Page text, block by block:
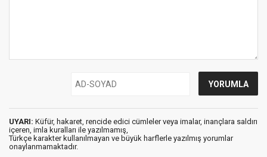
UYARI: Küfür, hakaret, rencide edici cümleler veya imalar, inançlara saldırı
içeren, imla kuralları ile yazılmamış,
Türkçe karakter kullanılmayan ve büyük harflerle yazılmış yorumlar
onaylanmamaktadır.